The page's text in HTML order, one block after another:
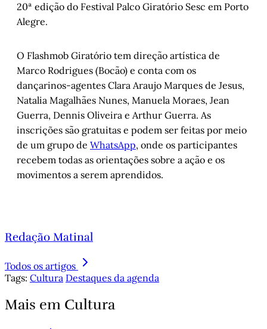
20ª edição do Festival Palco Giratório Sesc em Porto
Alegre.
O Flashmob Giratório tem direção artística de
Marco Rodrigues (Bocão) e conta com os
dançarinos-agentes Clara Araujo Marques de Jesus,
Natalia Magalhães Nunes, Manuela Moraes, Jean
Guerra, Dennis Oliveira e Arthur Guerra. As
inscrições são gratuitas e podem ser feitas por meio
de um grupo de WhatsApp, onde os participantes
recebem todas as orientações sobre a ação e os
movimentos a serem aprendidos.
Redação Matinal
Todos os artigos
Tags: Cultura Destaques da agenda
Mais em Cultura